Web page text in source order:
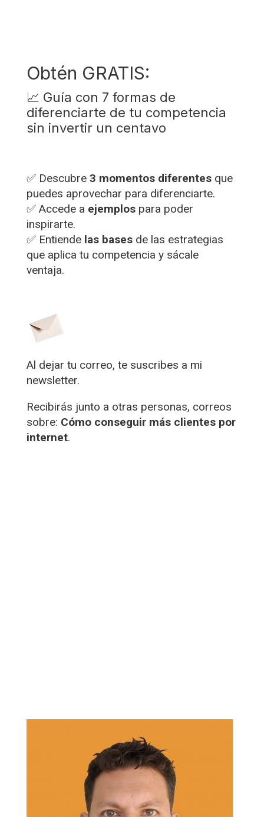
Obtén GRATIS:
📈 Guía con 7 formas de
diferenciarte de tu competencia
sin invertir un centavo
✅ Descubre 3 momentos diferentesque
puedes aprovechar para diferenciarte.
✅ Accede a ejemplospara poder
inspirarte.
✅ Entiendelas basesde las estrategias
que aplica tu competencia y sácale
ventaja.
Al dejar tu correo, te suscribes a mi
newsletter.
Recibirás junto a otras personas, correos
sobre: Cómo conseguir más clientes por
internet.